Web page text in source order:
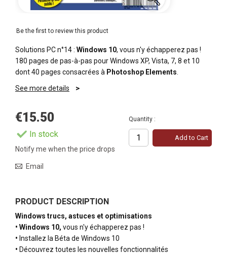
Be the first to review this product
Solutions PC n°14 : Windows 10, vous n'y échapperez pas !
180 pages de pas-à-pas pour Windows XP, Vista, 7, 8 et 10
dont 40 pages consacrées à Photoshop Elements
See more details
€15.50
In stock
Quantity :
Add to Cart
Notify me when the price drops
Email
PRODUCT DESCRIPTION
Windows trucs, astuces et optimisations
• Windows 10, vous n'y échapperez pas !
• Installez la Béta de Windows 10
• Découvrez toutes les nouvelles fonctionnalités